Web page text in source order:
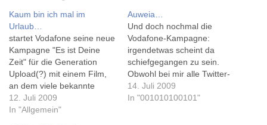
Kaum bin ich mal im
Urlaub…
startet Vodafone seine neue
Kampagne "Es ist Deine
Zeit" für die Generation
Upload(?) mit einem Film,
an dem viele bekannte
Blogger mitgewirkt haben...
Mehr dazu bei off-the-
12. Juli 2009
In "Allgemein"
Auweia…
Und doch nochmal die
Vodafone-Kampagne:
irgendetwas scheint da
schiefgegangen zu sein.
Obwohl bei mir alle Twitter-
'Testimonials' klickbar sind
und echt scheinen, gab's
14. Juli 2009
In "001010100101"